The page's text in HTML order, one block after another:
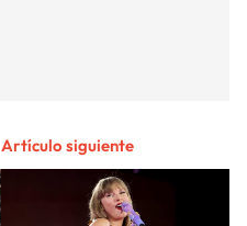
Artículo siguiente